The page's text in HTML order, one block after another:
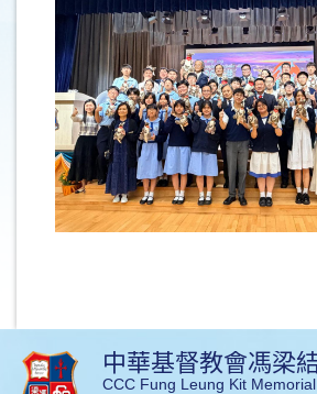
中華基督教會馮梁
CCC Fung Leung Kit